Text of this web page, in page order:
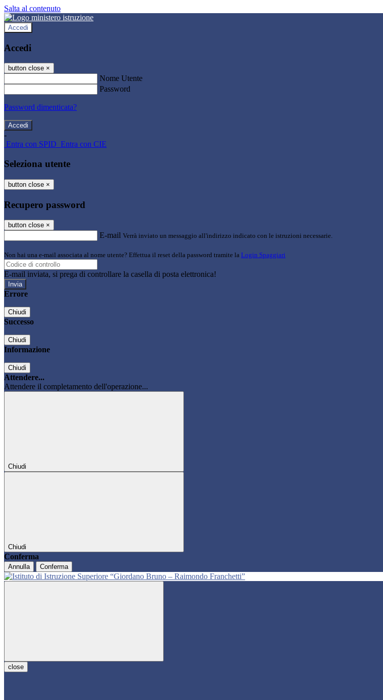
Salta al contenuto
Accedi
Accedi
button close ×
Nome Utente
Password
Password dimenticata?
-
Entra con SPID Entra con CIE
Seleziona utente
button close ×
Recupero password
button close ×
E-mail Verrà inviato un messaggio all'indirizzo indicato con le istruzioni necessarie.
Non hai una e-mail associata al nome utente? Effettua il reset della password tramite la Login Spaggiari
E-mail inviata, si prega di controllare la casella di posta elettronica!
Errore
Chiudi
Successo
Chiudi
Informazione
Chiudi
Attendere...
Attendere il completamento dell'operazione...
Chiudi
Chiudi
Conferma
Annulla Conferma
close